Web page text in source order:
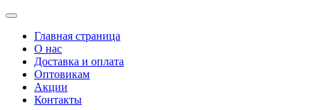
Главная страница
О нас
Доставка и оплата
Оптовикам
Акции
Контакты